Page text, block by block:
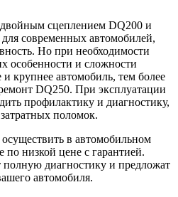
сцеплением DQ200 и
современных автомобилей,
Но при необходимости
особенности и сложности
крупнее автомобиль, тем более
DQ250. При эксплуатации
профилактику и диагностику,
поломок.
в автомобильном
низкой цене с гарантией.
диагностику и предложат
автомобиля.